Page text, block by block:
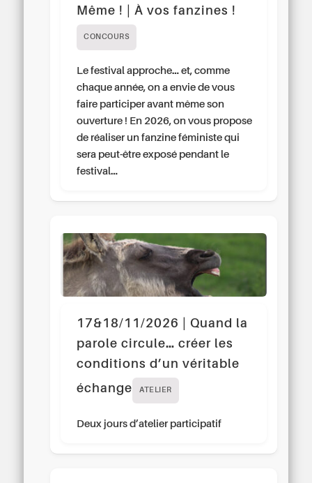
Même ! | À vos fanzines !
CONCOURS
Le festival approche… et, comme
chaque année, on a envie de vous
faire participer avant même son
ouverture ! En 2026, on vous propose
de réaliser un fanzine féministe qui
sera peut-être exposé pendant le
festival…
17&18/11/2026 | Quand la
parole circule… créer les
conditions d’un véritable
échange
ATELIER
Deux jours d’atelier participatif